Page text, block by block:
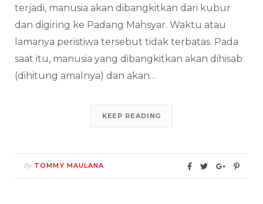
terjadi, manusia akan dibangkitkan dari kubur
dan digiring ke Padang Mahsyar. Waktu atau
lamanya peristiwa tersebut tidak terbatas. Pada
saat itu, manusia yang dibangkitkan akan dihisab
(dihitung amalnya) dan akan…
KEEP READING
By TOMMY MAULANA